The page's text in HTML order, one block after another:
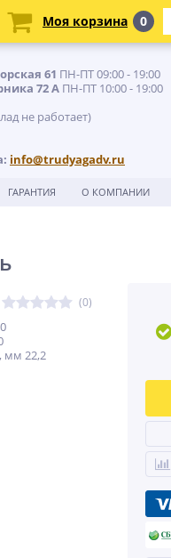
61 ПН-ПТ 09:00 - 19:00
72 А ПН-ПТ 10:00 - 19:00
не работает)
info@trudyagadv.ru
ГАРАНТИЯ О КОМПАНИИ
(0)
мм 22,2
Моя корзина 0